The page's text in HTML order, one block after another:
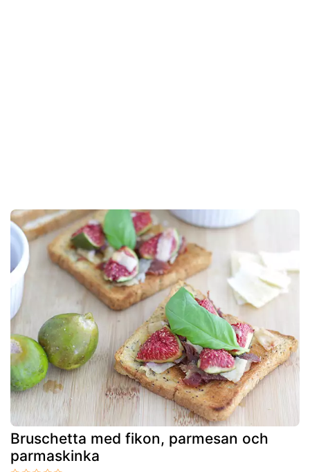
Bruschetta med fikon, parmesan och
parmaskinka